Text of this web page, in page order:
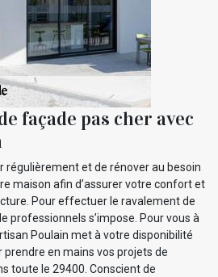
façade pas cher avec
régulièrement et de rénover au besoin
maison afin d’assurer votre confort et
Pour effectuer le ravalement de
professionnels s’impose. Pour vous à
Poulain met à votre disponibilité
prendre en mains vos projets de
toute le 29400. Conscient de